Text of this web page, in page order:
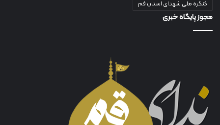
کنگره ملی شهدای استان قم
مجوز پایگاه خبری